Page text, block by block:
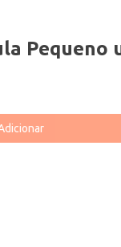
Pequeno